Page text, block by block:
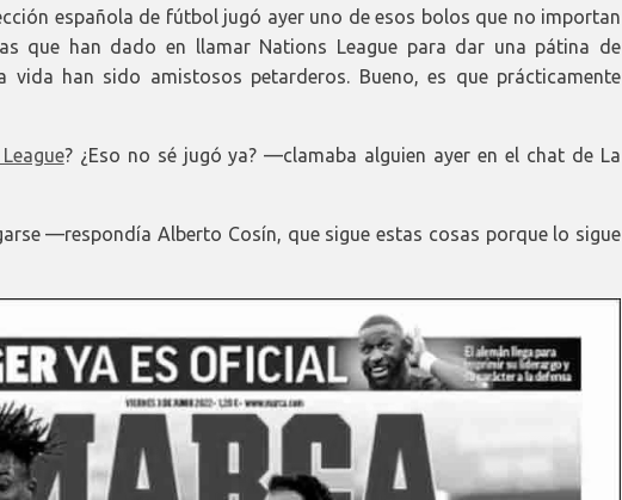
española de fútbol jugó ayer uno de esos bolos que no importan
que han dado en llamar Nations League para dar una pátina de
han sido amistosos petarderos. Bueno, es que prácticamente
? ¿Eso no sé jugó ya? —clamaba alguien ayer en el chat de La
—respondía Alberto Cosín, que sigue estas cosas porque lo sigue